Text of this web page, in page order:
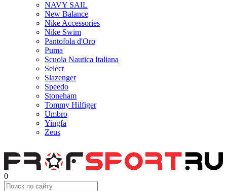
NAVY SAIL
New Balance
Nike Accessories
Nike Swim
Pantofola d'Oro
Puma
Scuola Nautica Italiana
Select
Slazenger
Speedo
Stoneham
Tommy Hilfiger
Umbro
Yingfa
Zeus
0